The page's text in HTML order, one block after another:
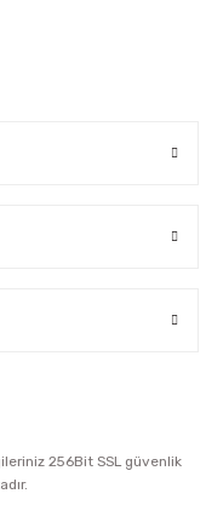
256Bit SSL güvenlik